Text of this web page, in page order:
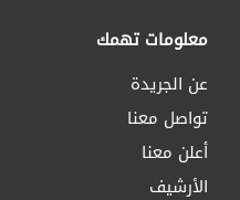
معلومات تهمك
عن الجريدة
تواصل معنا
أعلن معنا
الأرشيف